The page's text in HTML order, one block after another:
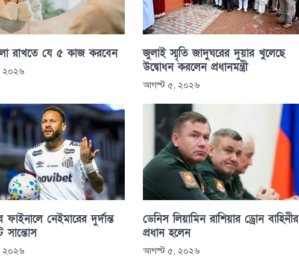
রাখতে যে ৫ কাজ করবেন
২০২৬
জুলাই স্মৃতি জাদুঘরের দুয়ার খুলেছে
উদ্বোধন করলেন প্রধানমন্ত্রী
আগস্ট ৫, ২০২৬
ফাইনালে নেইমারের দুর্দান্ত
সান্তোস
২০২৬
ডেনিস লিয়ামিন রাশিয়ার ড্রোন বাহিনীর
প্রধান হলেন
আগস্ট ৫, ২০২৬